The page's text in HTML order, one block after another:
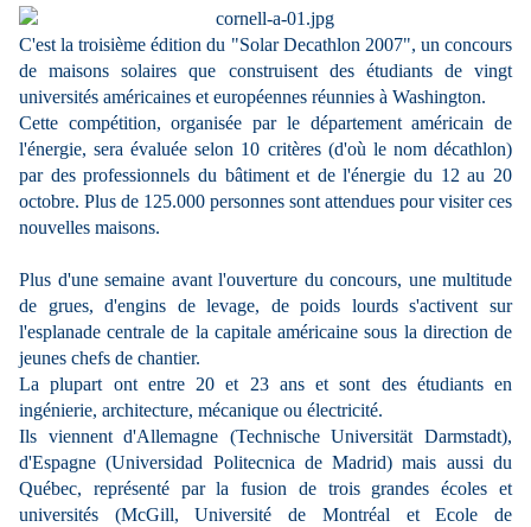
C'est la troisième édition du "Solar Decathlon 2007", un concours
de maisons solaires que construisent des étudiants de vingt
universités américaines et européennes réunnies à Washington.
Cette compétition, organisée par le département américain de
l'énergie, sera évaluée selon 10 critères (d'où le nom décathlon)
par des professionnels du bâtiment et de l'énergie du 12 au 20
octobre. Plus de 125.000 personnes sont attendues pour visiter ces
nouvelles maisons.
Plus d'une semaine avant l'ouverture du concours, une multitude
de grues, d'engins de levage, de poids lourds s'activent sur
l'esplanade centrale de la capitale américaine sous la direction de
jeunes chefs de chantier.
La plupart ont entre 20 et 23 ans et sont des étudiants en
ingénierie, architecture, mécanique ou électricité.
Ils viennent d'Allemagne (Technische Universität Darmstadt),
d'Espagne (Universidad Politecnica de Madrid) mais aussi du
Québec, représenté par la fusion de trois grandes écoles et
universités (McGill, Université de Montréal et Ecole de